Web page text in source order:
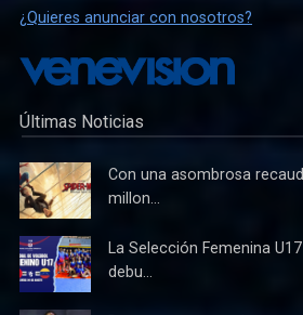
¿Quieres anunciar con nosotros?
Últimas Noticias
Con una asombrosa
millon...
La Selección Femenina
debu...